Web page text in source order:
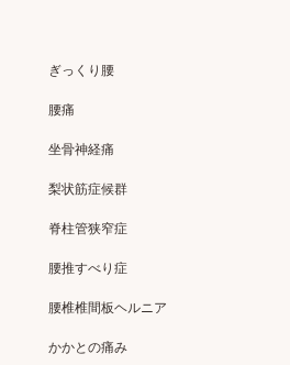
ぎっくり腰
腰痛
坐骨神経痛
梨状筋症候群
脊柱管狭窄症
腰推すべり症
腰椎椎間板ヘルニア
かかとの痛み